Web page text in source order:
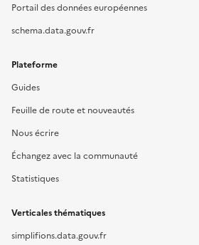
Portail des données européennes
schema.data.gouv.fr
Plateforme
Guides
Feuille de route et nouveautés
Nous écrire
Échangez avec la communauté
Statistiques
Verticales thématiques
simplifions.data.gouv.fr